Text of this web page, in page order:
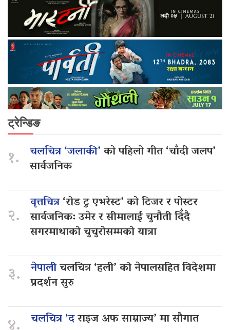
ट्रेन्डिङ
१. चलचित्र ‘जलाकी’को पहिलो गीत ‘चाँदी जलप’
सार्वजनिक
२.
वृत्तचित्र‘रोड टु एभरेस्ट’ को टिजर र पोस्टर
सार्वजनिक: उमेर र सीमालाई चुनौती दिँदै
सगरमाथाको चुचुरोसम्मको यात्रा
३. नेपालीचलचित्र ‘हली’ को नेपालसहित विदेशमा
प्रदर्शन सुरु
चलचित्र ‘दराइज अफ साम्राज्य’ मा सौगात